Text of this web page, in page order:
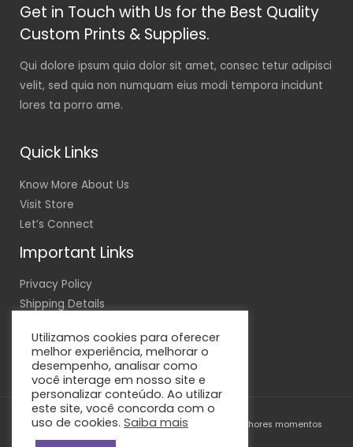
Get in Touch with Us for the Best Quality
Custom Prints & Supplies.
Qui dolore ipsum quia dolor sit amet, consec tetur adipisci
velit, sed quia non numquam eius modi tempora incidunt
lores ta porro ame.
Quick Links
Know More About Us
Visit Store
Let’s Connect
Important Links
Privacy Policy
Shipping Details
Copyright © 2026 | Eternize Estampas - Seus melhores momentos
Utilizamos cookies para oferecer
melhor experiência, melhorar o
desempenho, analisar como
você interage em nosso site e
personalizar conteúdo. Ao utilizar
este site, você concorda com o
uso de cookies. Saiba mais